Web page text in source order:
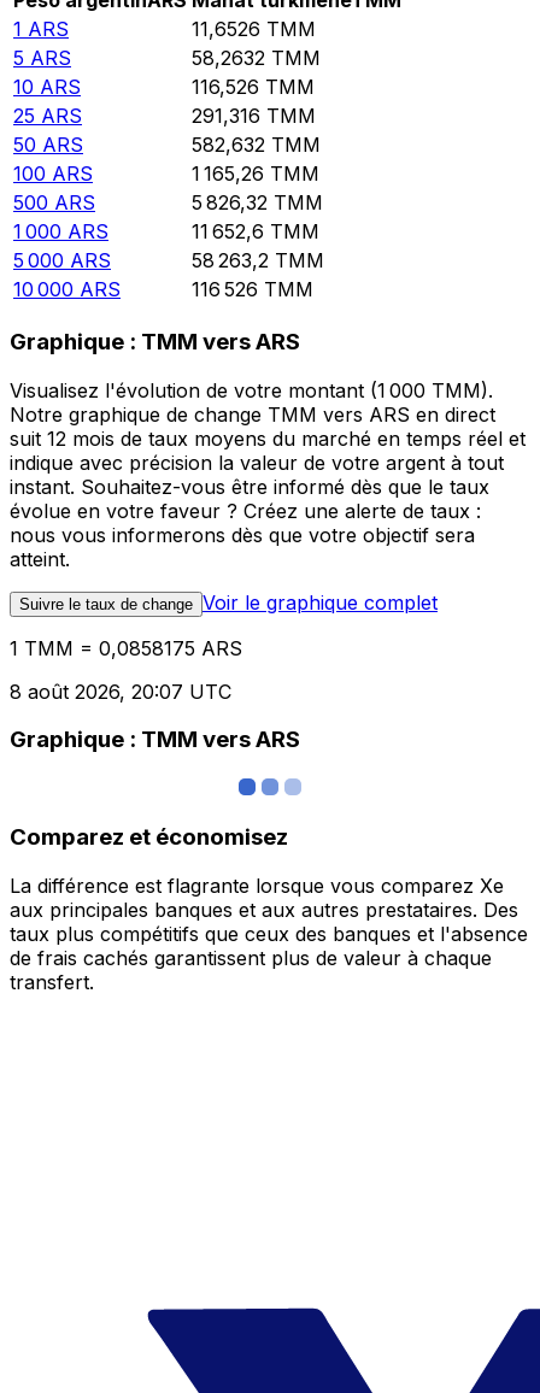
1 ARS 11,6526 TMM
5 ARS 58,2632 TMM
10 ARS 116,526 TMM
25 ARS 291,316 TMM
50 ARS 582,632 TMM
100 ARS 1 165,26 TMM
500 ARS 5 826,32 TMM
1 000 ARS 11 652,6 TMM
5 000 ARS 58 263,2 TMM
10 000 ARS 116 526 TMM
Graphique : TMM vers ARS
Visualisez l'évolution de votre montant (1 000 TMM).
Notre graphique de change TMM vers ARS en direct
suit 12 mois de taux moyens du marché en temps réel et
indique avec précision la valeur de votre argent à tout
instant. Souhaitez-vous être informé dès que le taux
évolue en votre faveur ? Créez une alerte de taux :
nous vous informerons dès que votre objectif sera
atteint.
Suivre le taux de change Voir le graphique complet
1 TMM = 0,0858175 ARS
8 août 2026, 20:07 UTC
Graphique : TMM vers ARS
Comparez et économisez
La différence est flagrante lorsque vous comparez Xe
aux principales banques et aux autres prestataires. Des
taux plus compétitifs que ceux des banques et l'absence
de frais cachés garantissent plus de valeur à chaque
transfert.